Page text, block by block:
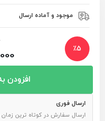
موجود و آماده ارسال
٪5
افزودن
ارسال فوری
ارسال سفارش در کوتاه ترین